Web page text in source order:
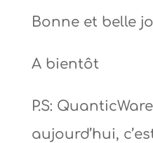
Bonne et belle
A bientôt
P.S:
aujourd’hui,